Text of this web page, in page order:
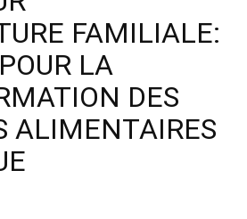
FAMILIALE:
LA
DES
ALIMENTAIRES